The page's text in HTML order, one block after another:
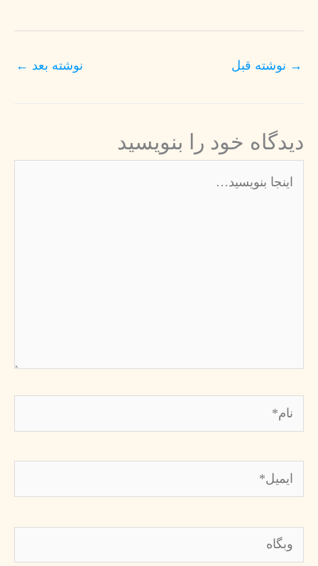
→ نوشته قبل نوشته بعد ←
دیدگاه‌ خود را بنویسید
بنویسید…
نام*
ایمیل*
وبگاه